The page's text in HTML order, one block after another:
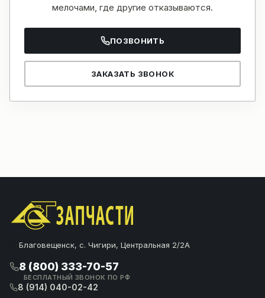
мелочами, где другие отказываются.
ПОЗВОНИТЬ
ЗАКАЗАТЬ ЗВОНОК
Благовещенск, с. Чигири, Центральная 2/2А
8 (800) 333-70-57
БЕСПЛАТНЫЙ ЗВОНОК ПО РФ
8 (914) 040-02-42